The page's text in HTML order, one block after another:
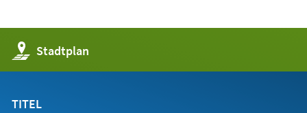
Stadtplan
(Öffnet
in
einem
Tab)
TITEL